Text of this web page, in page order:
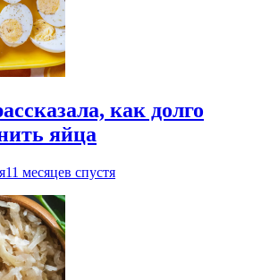
как долго
яйца
11 месяцев спустя